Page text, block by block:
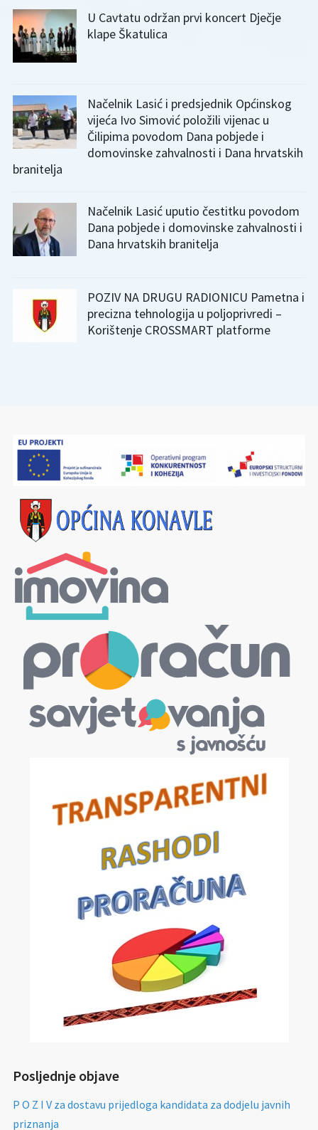
U Cavtatu održan prvi koncert Dječje
klape Škatulica
Načelnik Lasić i predsjednik Općinskog
vijeća Ivo Simović položili vijenac u
Čilipima povodom Dana pobjede i
domovinske zahvalnosti i Dana hrvatskih
branitelja
Načelnik Lasić uputio čestitku povodom
Dana pobjede i domovinske zahvalnosti i
Dana hrvatskih branitelja
POZIV NA DRUGU RADIONICU Pametna i
precizna tehnologija u poljoprivredi –
Korištenje CROSSMART platforme
Posljednje objave
P O Z I V za dostavu prijedloga kandidata za dodjelu javnih
priznanja